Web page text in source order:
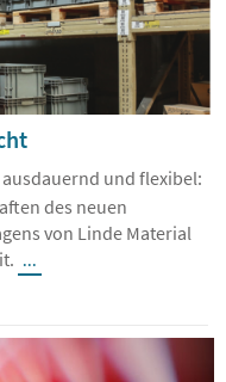
und flexibel:
des neuen
von Linde Material
...